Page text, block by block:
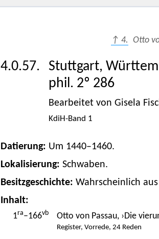
↑ 4. Otto
4.0.57.
Stuttgart,
phil. 2º 286
Bearbeitet von Gisela
KdiH-Band 1
Datierung: Um 1440–1460.
Lokalisierung: Schwaben.
Besitzgeschichte: Wahrscheinlich
Inhalt:
1ra–166vb Otto von Passau, ›Die
Register, Vorrede, 24 Reden